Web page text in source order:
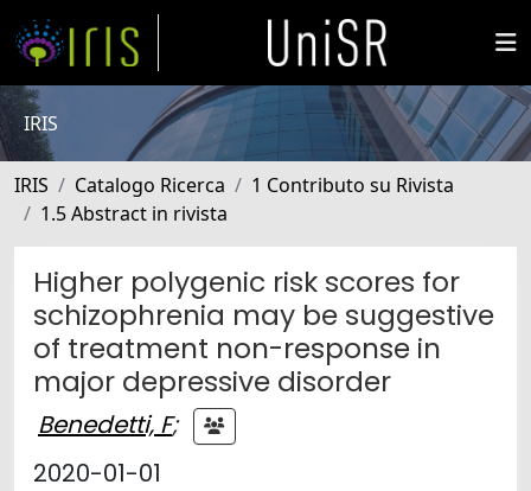
IRIS
IRIS Catalogo Ricerca
1 Contributo su Rivista
1.5 Abstract in rivista
Higher polygenic risk scores for
schizophrenia may be suggestive
of treatment non-response in
major depressive disorder
Benedetti, F;
2020-01-01